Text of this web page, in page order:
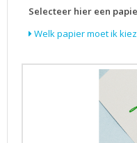
Selecteer hier een
Welk papier moet ik